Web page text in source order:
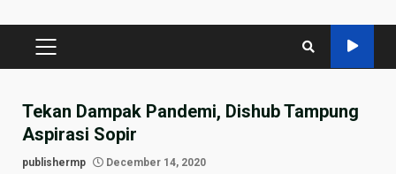
PRIMARY
Tekan Dampak Pandemi, Dishub Tampung
Aspirasi Sopir
publishermp December 14, 2020